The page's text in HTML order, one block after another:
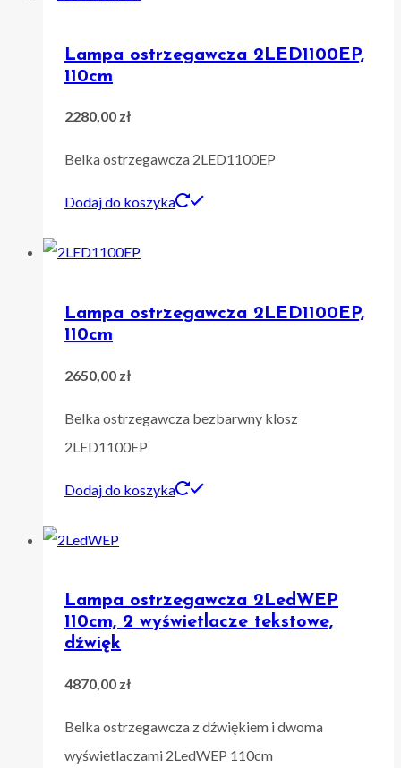
Lampa ostrzegawcza 2LED1100EP,
110cm
2280,00 zł
Belka ostrzegawcza 2LED1100EP
Dodaj do koszyka
Lampa ostrzegawcza 2LED1100EP,
110cm
2650,00 zł
Belka ostrzegawcza bezbarwny klosz
2LED1100EP
Dodaj do koszyka
Lampa ostrzegawcza 2LedWEP
110cm, 2 wyświetlacze tekstowe,
dźwięk
4870,00 zł
Belka ostrzegawcza z dźwiękiem i dwoma
wyświetlaczami 2LedWEP 110cm